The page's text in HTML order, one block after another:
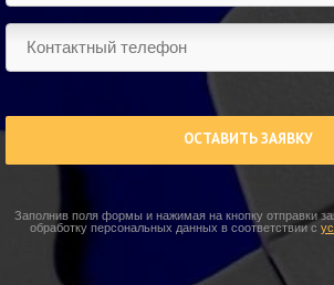
ОСТАВИТЬ ЗАЯВКУ
Заполнив поля формы и нажимая на кнопку отправки
обработку персональных данных в соответствии с